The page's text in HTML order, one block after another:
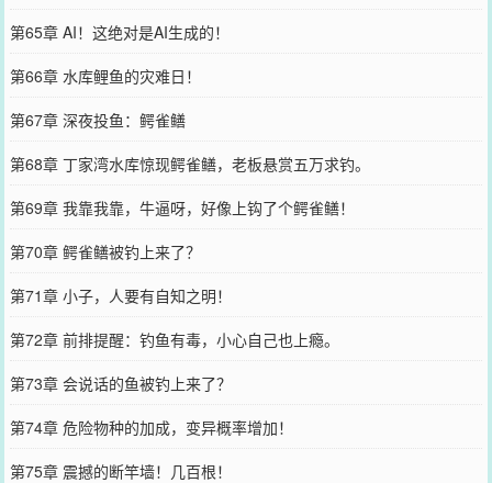
第65章 AI！这绝对是AI生成的！
第66章 水库鲤鱼的灾难日！
第67章 深夜投鱼：鳄雀鳝
第68章 丁家湾水库惊现鳄雀鳝，老板悬赏五万求钓。
第69章 我靠我靠，牛逼呀，好像上钩了个鳄雀鳝！
第70章 鳄雀鳝被钓上来了？
第71章 小子，人要有自知之明！
第72章 前排提醒：钓鱼有毒，小心自己也上瘾。
第73章 会说话的鱼被钓上来了？
第74章 危险物种的加成，变异概率增加！
第75章 震撼的断竿墙！几百根！